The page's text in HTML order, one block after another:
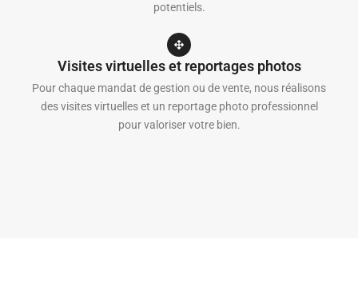
potentiels.
Visites virtuelles et reportages photos
Pour chaque mandat de gestion ou de vente, nous réalisons
des visites virtuelles et un reportage photo professionnel
pour valoriser votre bien.